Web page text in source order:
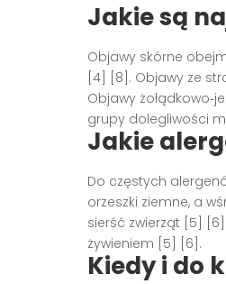
Jakie są
Objawy skórne
[4] [8]. Objawy ze
Objawy
grupy dolegliwości
Jakie
Do częstych
orzeszki ziemne, a
sierść zwierząt [5]
żywieniem [5] [6].
Kiedy i do